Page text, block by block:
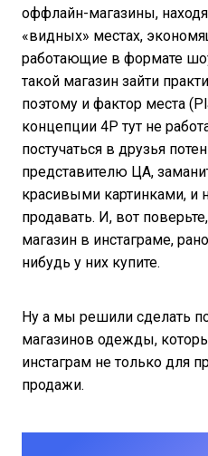
оффлайн-магазины,
«видных» местах,
работающие в формате
такой магазин зайти
поэтому и фактор места
концепции 4P тут не
постучаться в друзья
представителю ЦА,
красивыми картинками, и
продавать. И, вот
магазин в инстаграме,
нибудь у них купите.
Ну а мы решили сделать
магазинов одежды,
инстаграм не только для
продажи.